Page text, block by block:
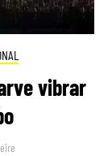
vibrar